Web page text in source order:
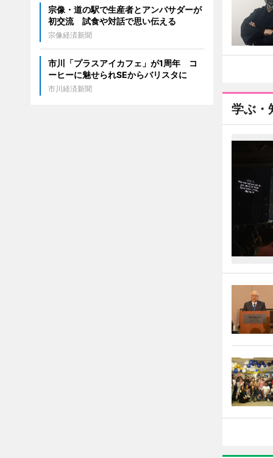
学ぶ・
宗像・道の駅で生産者とアンバサダーが
初交流 試食や対話で思い伝える
宗像経済新聞
市川「プラスアイカフェ」が1周年 コ
ーヒーに魅せられSEからバリスタに
市川経済新聞